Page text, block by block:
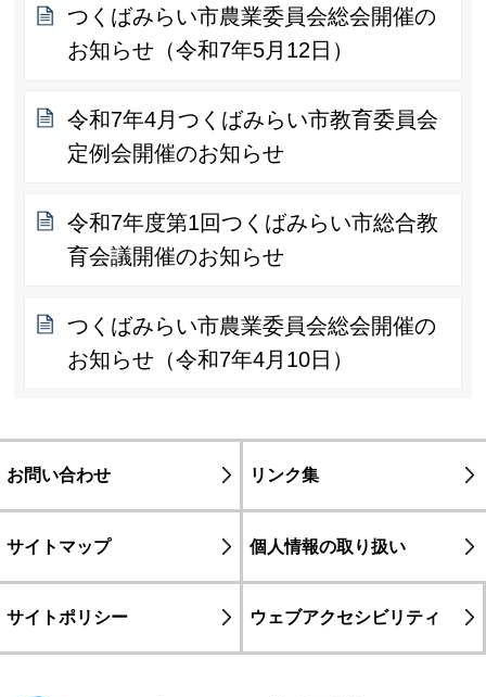
つくばみらい市農業委員会総会開催の
お知らせ（令和7年5月12日）
令和7年4月つくばみらい市教育委員会
定例会開催のお知らせ
令和7年度第1回つくばみらい市総合教
育会議開催のお知らせ
つくばみらい市農業委員会総会開催の
お知らせ（令和7年4月10日）
お問い合わせ リンク集
サイトマップ 個人情報の取り扱い
サイトポリシー ウェブアクセシビリティ